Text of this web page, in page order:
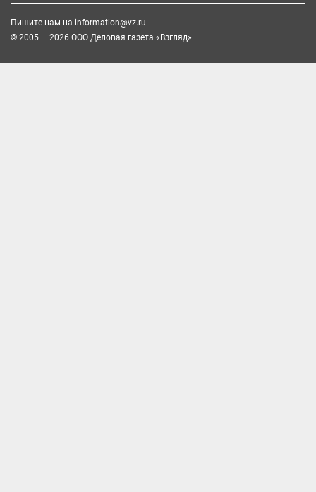
Пишите нам на information@vz.ru
© 2005 — 2026 ООО Деловая газета «Взгляд»